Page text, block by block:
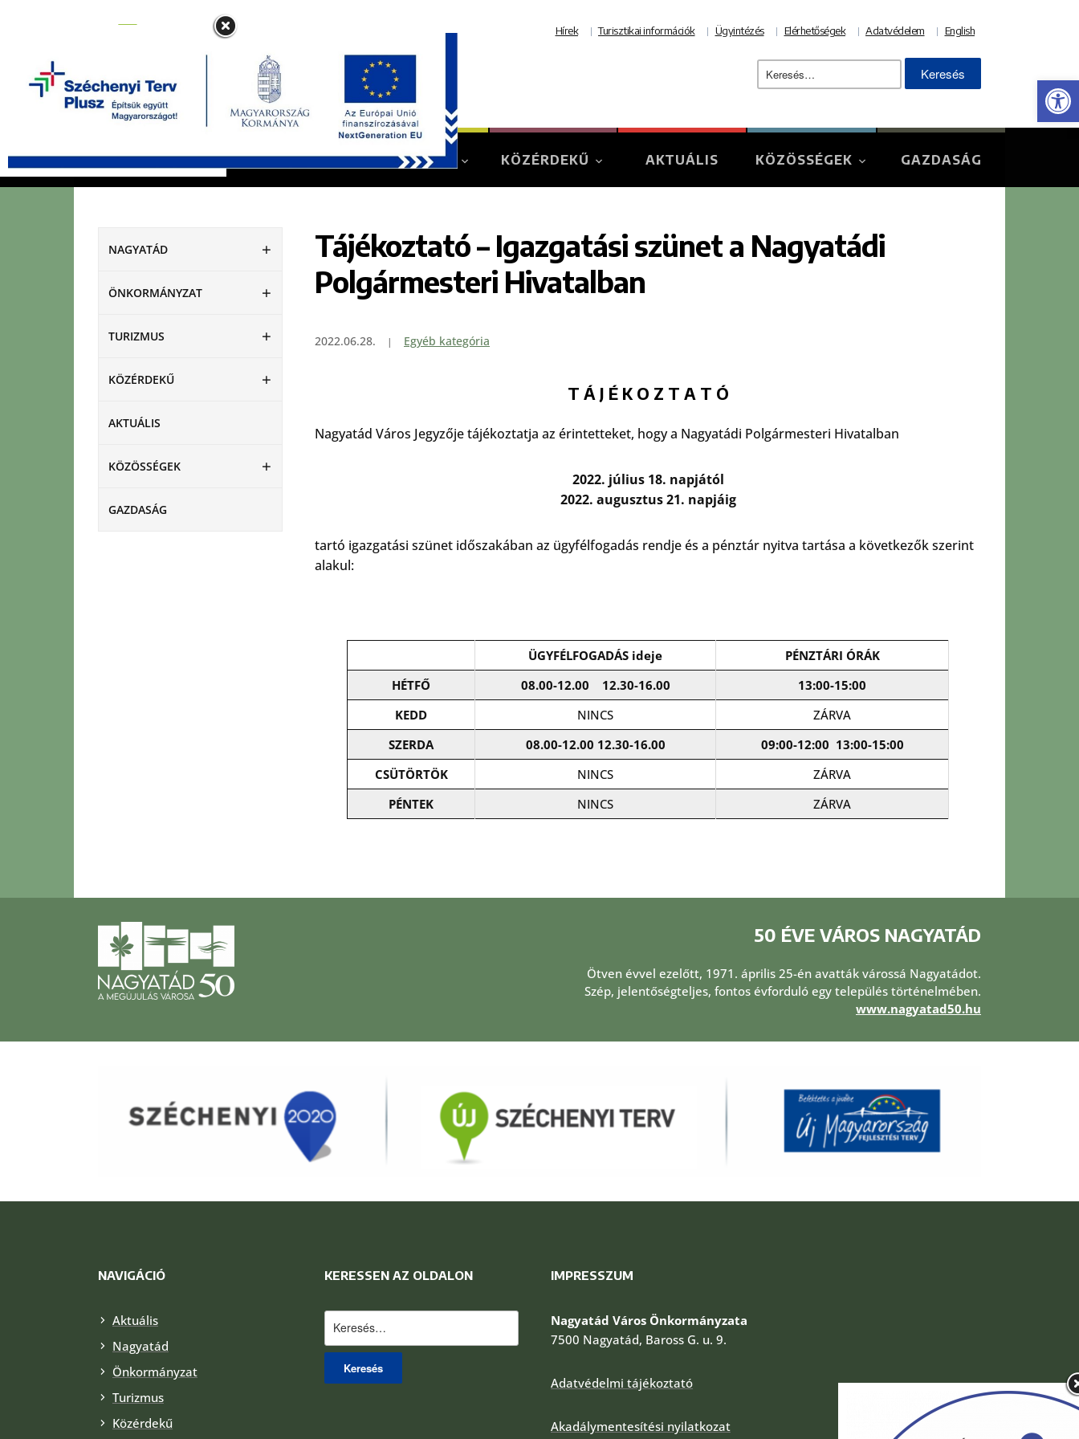
Hírek Turisztikai információk Ügyintézés Elérhetőségek Adatvédelem English
Keresés:
NAGYATÁD ÖNKORMÁNYZAT TURIZMUS KÖZÉRDEKŰ AKTUÁLIS KÖZÖSSÉGEK GAZDASÁG
NAGYATÁD
ÖNKORMÁNYZAT
TURIZMUS
KÖZÉRDEKŰ
AKTUÁLIS
KÖZÖSSÉGEK
GAZDASÁG
Tájékoztató – Igazgatási szünet a Nagyatádi
Polgármesteri Hivatalban
2022.06.28. Egyéb kategória
T Á J É K O Z T A T Ó
Nagyatád Város Jegyzője tájékoztatja az érintetteket, hogy a Nagyatádi Polgármesteri Hivatalban
2022. július 18. napjától
2022. augusztus 21. napjáig
tartó igazgatási szünet időszakában az ügyfélfogadás rendje és a pénztár nyitva tartása a következők szerint
alakul:
ÜGYFÉLFOGADÁS ideje
PÉNZTÁRI ÓRÁK
HÉTFŐ
08.00-12.00 12.30-16.00
13:00-15:00
KEDD
NINCS
ZÁRVA
SZERDA
08.00-12.00 12.30-16.00 09:00-12:00 13:00-15:00
CSÜTÖRTÖK
NINCS
ZÁRVA
PÉNTEK
NINCS ZÁRVA
50 ÉVE VÁROS NAGYATÁD
Ötven évvel ezelőtt, 1971. április 25-én avatták várossá Nagyatádot.
Szép, jelentőségteljes, fontos évforduló egy település történelmében.
www.nagyatad50.hu
NAVIGÁCIÓ
Aktuális
Nagyatád
Önkormányzat
Turizmus
Közérdekű
KERESSEN AZ OLDALON IMPRESSZUM
Nagyatád Város Önkormányzata
7500 Nagyatád, Baross G. u. 9.
Adatvédelmi tájékoztató
Akadálymentesítési nyilatkozat